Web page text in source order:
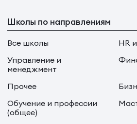
Школы по направлениям
Все школы
HR
Управление и
менеджмент
Прочее
Обучение и профессии
(общее)